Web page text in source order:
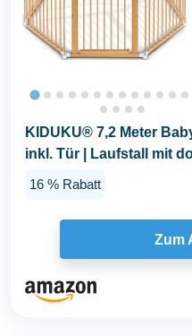
KIDUKU® 7,2 Meter
inkl. Tür | Laufstall mit
16 % Rabatt
Zum